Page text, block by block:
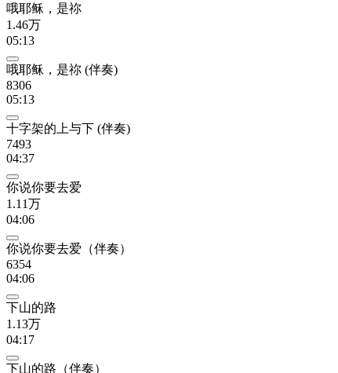
哦耶稣，是祢
1.46万
05:13
哦耶稣，是祢 (伴奏)
8306
05:13
十字架的上与下 (伴奏)
7493
04:37
你说你要去爱
1.11万
04:06
你说你要去爱（伴奏）
6354
04:06
下山的路
1.13万
04:17
下山的路（伴奏）